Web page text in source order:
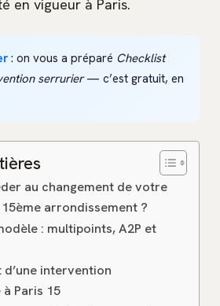
en vigueur à Paris.
: on vous a préparé Checklist
serrurier— c’est gratuit, en
au changement de votre
arrondissement ?
: multipoints, A2P et
intervention
Paris 15